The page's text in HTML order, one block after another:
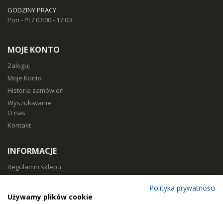
GODZINY PRACY
Pon - Pt / 07:00 - 17:00
MOJE KONTO
Zaloguj
Moje Konto
Historia zamówień
Wyszukiwanie
O nas
Kontakt
INFORMACJE
Regulamin sklepu
Polityka prywatności
Używamy plików cookie